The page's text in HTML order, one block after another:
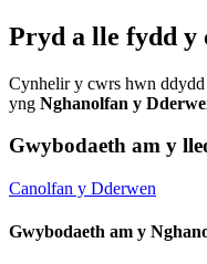
Pryd a lle fydd y
Cynhelir y cwrs hwn
yng Nghanolfan y
Gwybodaeth am y
Canolfan y Dderwen
Gwybodaeth am y